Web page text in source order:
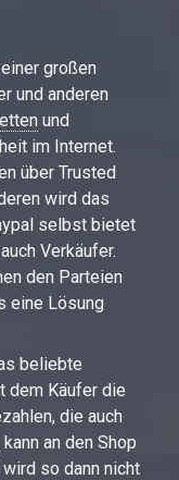
großen
und anderen
und
im Internet.
über Trusted
wird das
selbst bietet
Verkäufer.
den Parteien
eine Lösung
beliebte
dem Käufer die
die auch
an den Shop
so dann nicht